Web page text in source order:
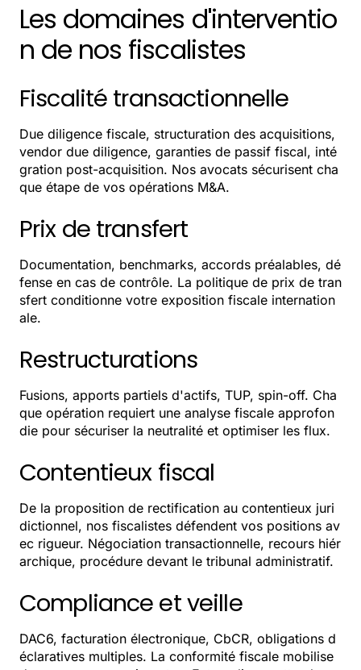
Les domaines d'interventio
n de nos fiscalistes
Fiscalité transactionnelle
Due diligence fiscale, structuration des acquisitions,
vendor due diligence, garanties de passif fiscal, inté
gration post-acquisition. Nos avocats sécurisent cha
que étape de vos opérations M&A.
Prix de transfert
Documentation, benchmarks, accords préalables, dé
fense en cas de contrôle. La politique de prix de tran
sfert conditionne votre exposition fiscale internation
ale.
Restructurations
Fusions, apports partiels d'actifs, TUP, spin-off. Cha
que opération requiert une analyse fiscale approfon
die pour sécuriser la neutralité et optimiser les flux.
Contentieux fiscal
De la proposition de rectification au contentieux juri
dictionnel, nos fiscalistes défendent vos positions av
ec rigueur. Négociation transactionnelle, recours hiér
archique, procédure devant le tribunal administratif.
Compliance et veille
DAC6, facturation électronique, CbCR, obligations d
éclaratives multiples. La conformité fiscale mobilise